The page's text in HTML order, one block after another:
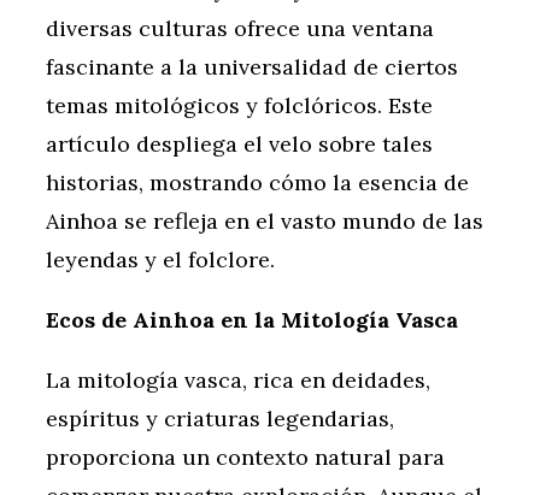
diversas culturas ofrece una ventana
fascinante a la universalidad de ciertos
temas mitológicos y folclóricos. Este
artículo despliega el velo sobre tales
historias, mostrando cómo la esencia de
Ainhoa se refleja en el vasto mundo de las
leyendas y el folclore.
Ecos de Ainhoa en la Mitología Vasca
La mitología vasca, rica en deidades,
espíritus y criaturas legendarias,
proporciona un contexto natural para